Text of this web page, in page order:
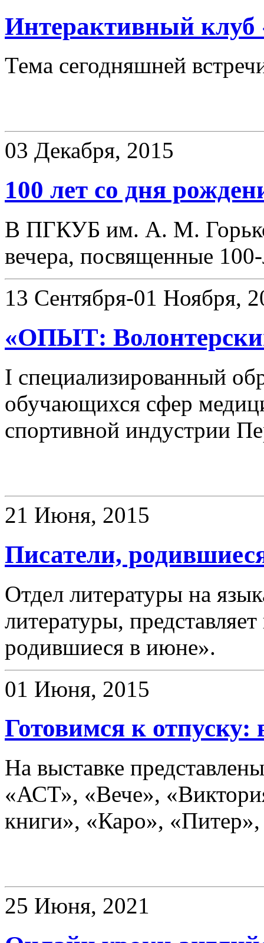
Интерактивный клуб
Тема сегодняшней
03 Декабря, 2015
100 лет со дня
В ПГКУБ им. А. М.
вечера, посвященные
13 Сентября-01 Ноября,
«ОПЫТ:
I специализированный
обучающихся сфер
спортивной индустрии
21 Июня, 2015
Писатели,
Отдел литературы на
литературы,
родившиеся в июне».
01 Июня, 2015
Готовимся к отпуску:
На выставке
«АСТ», «Вече»,
книги», «Каро»,
25 Июня, 2021